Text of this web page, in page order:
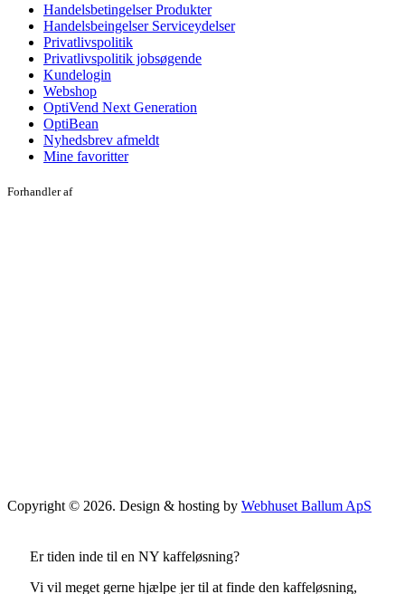
Handelsbetingelser Produkter
Handelsbeingelser Serviceydelser
Privatlivspolitik
Privatlivspolitik jobsøgende
Kundelogin
Webshop
OptiVend Next Generation
OptiBean
Nyhedsbrev afmeldt
Mine favoritter
Forhandler af
Copyright © 2026. Design & hosting by Webhuset Ballum ApS
Er tiden inde til en NY kaffeløsning?
Vi vil meget gerne hjælpe jer til at finde den kaffeløsning,